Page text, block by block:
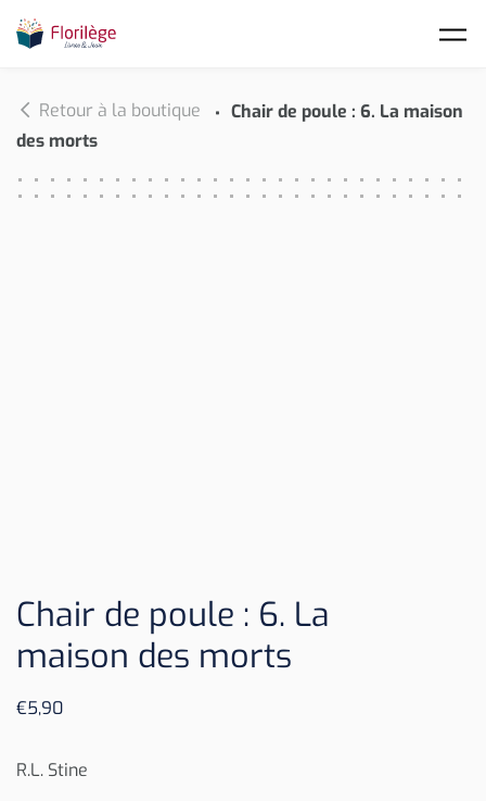
Retour à la boutique
Chair de poule : 6. La maison
des morts
Chair de poule : 6. La
maison des morts
€5,90
R.L. Stine